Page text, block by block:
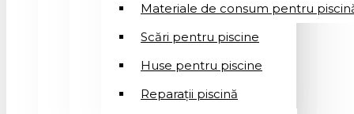
Materiale de consum pentru
Scări pentru piscine
Huse pentru piscine
Reparații piscină